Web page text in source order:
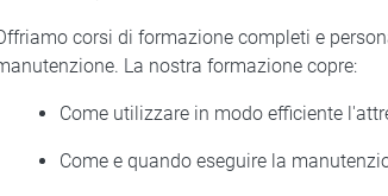
corsi di formazione completi e
La nostra formazione copre:
Come utilizzare in modo efficiente
Come e quando eseguire la